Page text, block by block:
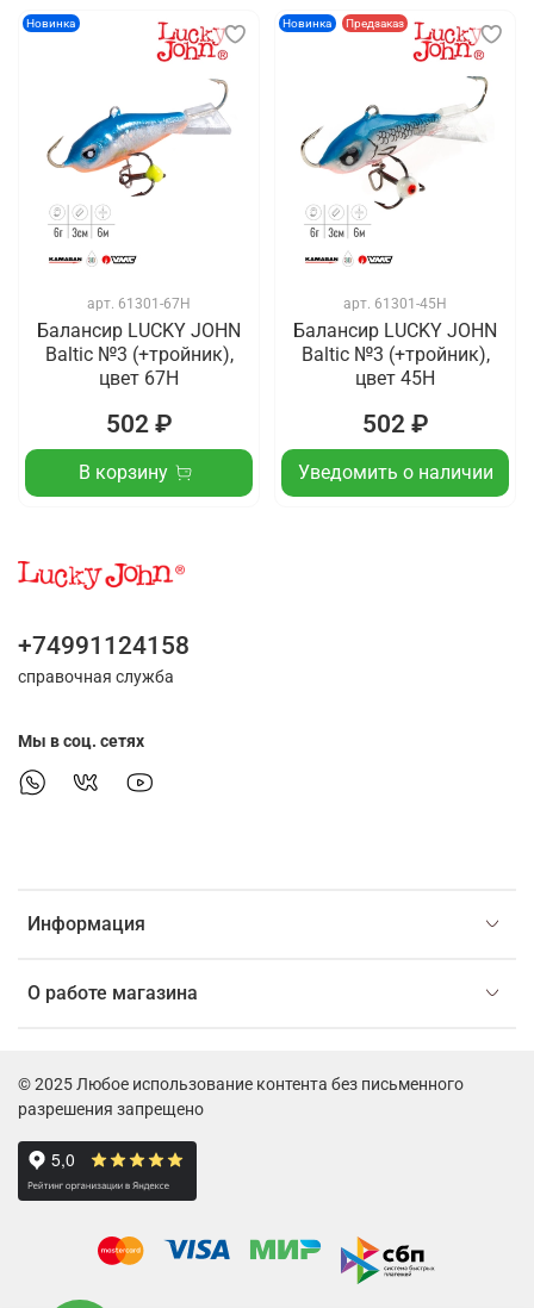
Новинка
арт. 61301-67H
Балансир LUCKY JOHN
Baltic №3 (+тройник),
цвет 67H
502 ₽
В корзину
Новинка Предзаказ
арт. 61301-45H
Балансир LUCKY JOHN
Baltic №3 (+тройник),
цвет 45H
502 ₽
Уведомить о наличии
Информация
О работе магазина
+74991124158
справочная служба
Мы в соц. сетях
© 2025 Любое использование контента без письменного
разрешения запрещено